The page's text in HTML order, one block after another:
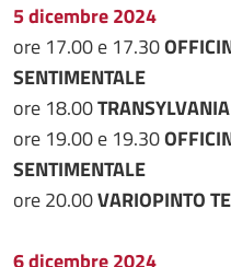
5 dicembre 2024
ore 17.00 e 17.30
SENTIMENTALE
ore 18.00
ore 19.00 e 19.30
SENTIMENTALE
ore 20.00VARIOPINTO
6 dicembre 2024